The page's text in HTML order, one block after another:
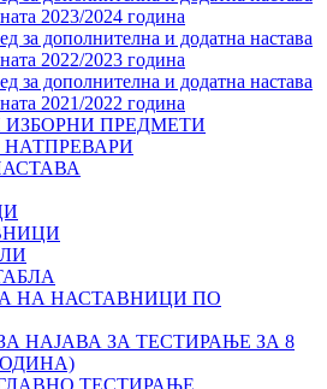
2023/2024 година
за дополнителна и додатна настава
2022/2023 година
за дополнителна и додатна настава
2021/2022 година
ПРЕДМЕТИ
НА НАСТАВНИЦИ ПО
НАЈАВА ЗА ТЕСТИРАЊЕ ЗА 8
ГЛАВНО ТЕСТИРАЊЕ